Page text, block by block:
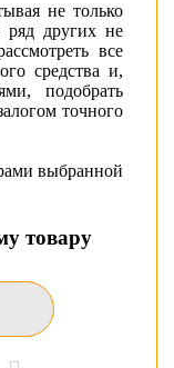
товару
не только
ряд других не
все
средства и,
подобрать
точного
выбранной
ознакомиться
продукции
Каждый
размеров и
покорит как